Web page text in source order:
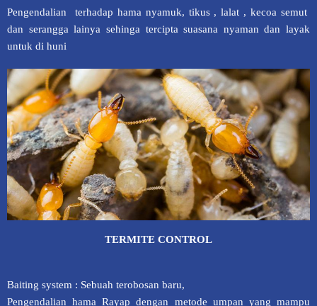
Pengendalian terhadap hama nyamuk, tikus , lalat , kecoa semut
dan serangga lainya sehinga tercipta suasana nyaman dan layak
untuk di huni
TERMITE CONTROL
Baiting system : Sebuah terobosan baru,
Pengendalian hama Rayap dengan metode umpan yang mampu